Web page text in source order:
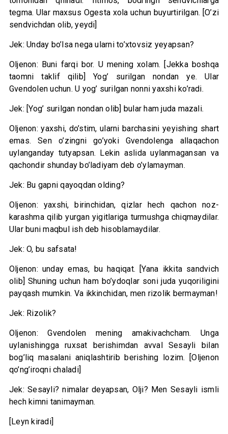
tegma. Ular maxsus Ogesta xola uchun buyurtirilgan. [O’zi
sendvichdan olib, yeydi]
Jek: Unday bo’lsa nega ularni to’xtovsiz yeyapsan?
Oljenon: Buni farqi bor. U mening xolam. [Jekka boshqa
taomni taklif qilib] Yog’ surilgan nondan ye. Ular
Gvendolen uchun. U yog’ surilgan nonni yaxshi ko’radi.
Jek: [Yog’ surilgan nondan olib] bular ham juda mazali.
Oljenon: yaxshi, do’stim, ularni barchasini yeyishing shart
emas. Sen o’zingni go’yoki Gvendolenga allaqachon
uylanganday tutyapsan. Lekin aslida uylanmagansan va
qachondir shunday bo’ladiyam deb o’ylamayman.
Jek: Bu gapni qayoqdan olding?
Oljenon: yaxshi, birinchidan, qizlar hech qachon noz-
karashma qilib yurgan yigitlariga turmushga chiqmaydilar.
Ular buni maqbul ish deb hisoblamaydilar.
Jek: O, bu safsata!
Oljenon: unday emas, bu haqiqat. [Yana ikkita sandvich
olib] Shuning uchun ham bo’ydoqlar soni juda yuqoriligini
payqash mumkin. Va ikkinchidan, men rizolik bermayman!
Jek: Rizolik?
Oljenon: Gvendolen mening amakivachcham. Unga
uylanishingga ruxsat berishimdan avval Sesayli bilan
bog’liq masalani aniqlashtirib berishing lozim. [Oljenon
qo’ng’iroqni chaladi]
Jek: Sesayli? nimalar deyapsan, Olji? Men Sesayli ismli
hech kimni tanimayman.
[Leyn kiradi]